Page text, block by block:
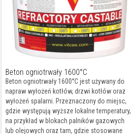
Beton ogniotrwały 1600°C
Beton ogniotrwały 1600°C jest używany do
napraw wyłożeń kotłów, drzwi kotłów oraz
wyłożeń spalarni. Przeznaczony do miejsc,
gdzie występują wyższe lokalne temperatury,
na przykład w blokach palników gazowych
lub olejowych oraz tam, gdzie stosowane